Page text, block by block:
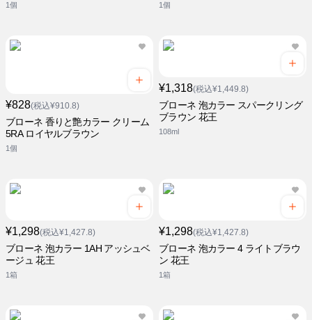
1個 1個
¥828(税込¥910.8)
ブローネ 香りと艶カラー クリーム
5RA ロイヤルブラウン
1個
¥1,318(税込¥1,449.8)
ブローネ 泡カラー スパークリング
ブラウン 花王
108ml
¥1,298(税込¥1,427.8)
ブローネ 泡カラー 1AH アッシュベ
ージュ 花王
1箱
¥1,298(税込¥1,427.8)
ブローネ 泡カラー 4 ライトブラウ
ン 花王
1箱